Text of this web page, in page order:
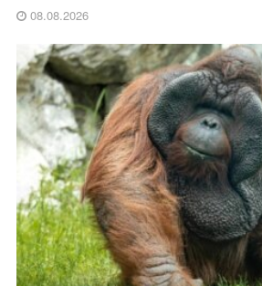
08.08.2026